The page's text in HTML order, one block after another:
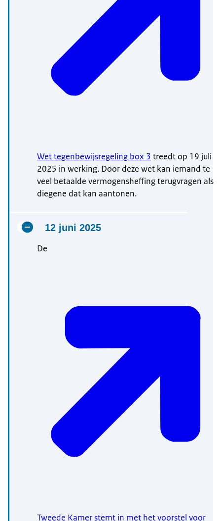
Wet tegenbewijsregeling box 3 treedt op 19 juli
2025 in werking. Door deze wet kan iemand te
veel betaalde vermogensheffing terugvragen als
diegene dat kan aantonen.
12 juni 2025
De
Tweede Kamer stemt in met het voorstel voor